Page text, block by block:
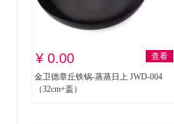
¥ 0.00 查看
金卫德章丘铁锅-蒸蒸日上 JWD-004
（32cm+盖）